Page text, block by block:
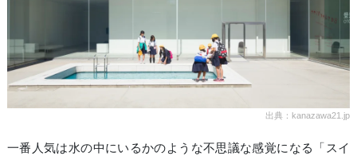
出典：kanazawa21.jp
一番人気は水の中にいるかのような不思議な感覚になる「スイ